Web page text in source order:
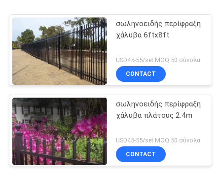
σωληνοειδής περίφραξη
χάλυβα 6ftx8ft
USD45-55/set MOQ:50 σύνολα
CONTACT
σωληνοειδής περίφραξη
χάλυβα πλάτους 2.4m
USD45-55/set MOQ:50 σύνολα
CONTACT